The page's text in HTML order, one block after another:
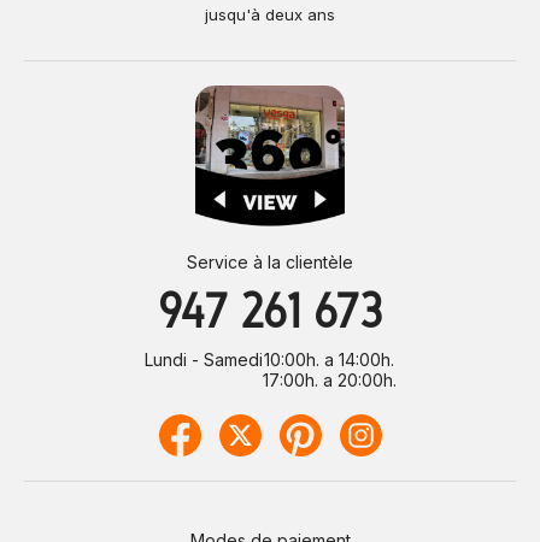
jusqu'à deux ans
Service à la clientèle
947 261 673
Lundi - Samedi10:00h. a 14:00h.
17:00h. a 20:00h.